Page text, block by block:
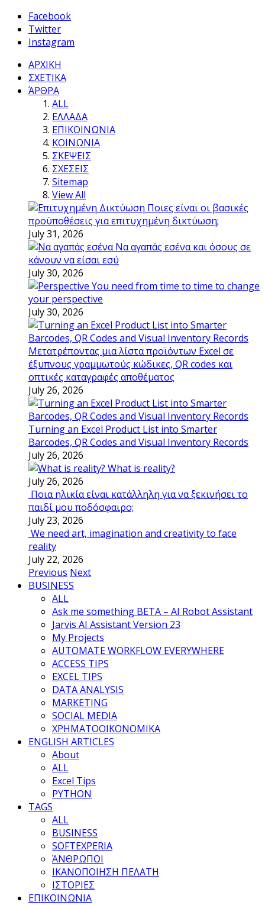
Facebook
Twitter
Instagram
ΑΡΧΙΚΗ
ΣΧΕΤΙΚΑ
ΆΡΘΡΑ
ALL
ΕΛΛΑΔΑ
ΕΠΙΚΟΙΝΩΝΙΑ
ΚΟΙΝΩΝΙΑ
ΣΚΕΨΕΙΣ
ΣΧΕΣΕΙΣ
Sitemap
View All
Ποιες είναι οι βασικές
προϋποθέσεις για επιτυχημένη δικτύωση;
July 31, 2026
Να αγαπάς εσένα και όσους σε
κάνουν να είσαι εσύ
July 30, 2026
You need from time to time to change
your perspective
July 30, 2026
Μετατρέποντας μια λίστα προϊόντων Excel σε
έξυπνους γραμμωτούς κώδικες, QR codes και
οπτικές καταγραφές αποθέματος
July 26, 2026
Turning an Excel Product List into Smarter
Barcodes, QR Codes and Visual Inventory Records
July 26, 2026
What is reality?
July 26, 2026
Ποια ηλικία είναι κατάλληλη για να ξεκινήσει το
παιδί μου ποδόσφαιρο;
July 23, 2026
We need art, imagination and creativity to face
reality
July 22, 2026
Previous Next
BUSINESS
ALL
Ask me something BETA – AI Robot Assistant
Jarvis AI Assistant Version 23
My Projects
AUTOMATE WORKFLOW EVERYWHERE
ACCESS TIPS
EXCEL TIPS
DATA ANALYSIS
MARKETING
SOCIAL MEDIA
ΧΡΗΜΑΤΟΟΙΚΟΝΟΜΙΚΑ
ENGLISH ARTICLES
About
ALL
Excel Tips
PYTHON
TAGS
ALL
BUSINESS
SOFTEXPERIA
ΆΝΘΡΩΠΟΙ
ΙΚΑΝΟΠΟΙΗΣΗ ΠΕΛΑΤΗ
ΙΣΤΟΡΙΕΣ
ΕΠΙΚΟΙΝΩΝΙΑ